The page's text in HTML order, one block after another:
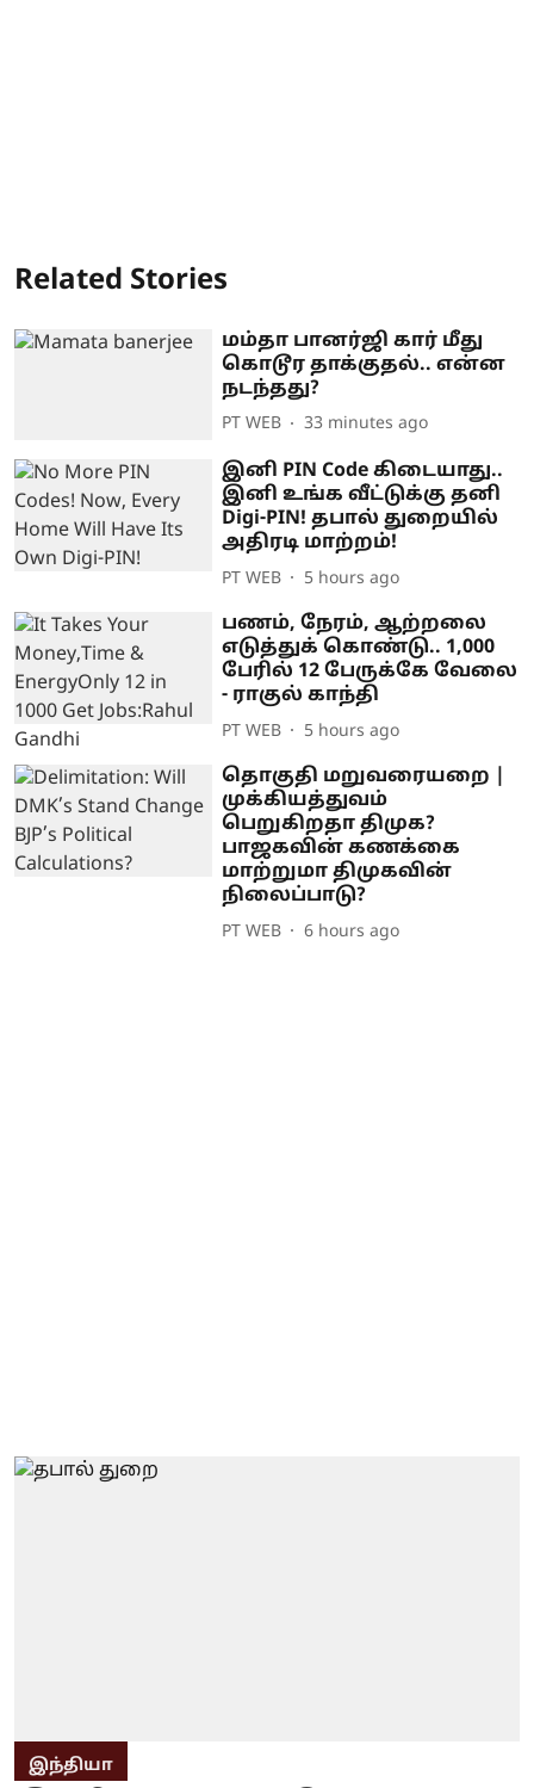
Related Stories
மம்தா பானர்ஜி கார் மீது
கொடூர தாக்குதல்.. என்ன
நடந்தது?
PT WEB 33 minutes ago
இனி PIN Code கிடையாது..
இனி உங்க வீட்டுக்கு தனி
Digi-PIN! தபால் துறையில்
அதிரடி மாற்றம்!
PT WEB 5 hours ago
பணம், நேரம், ஆற்றலை
எடுத்துக் கொண்டு.. 1,000
பேரில் 12 பேருக்கே வேலை
- ராகுல் காந்தி
PT WEB 5 hours ago
தொகுதி மறுவரையறை |
முக்கியத்துவம்
பெறுகிறதா திமுக?
பாஜகவின் கணக்கை
மாற்றுமா திமுகவின்
நிலைப்பாடு?
PT WEB 6 hours ago
இந்தியா